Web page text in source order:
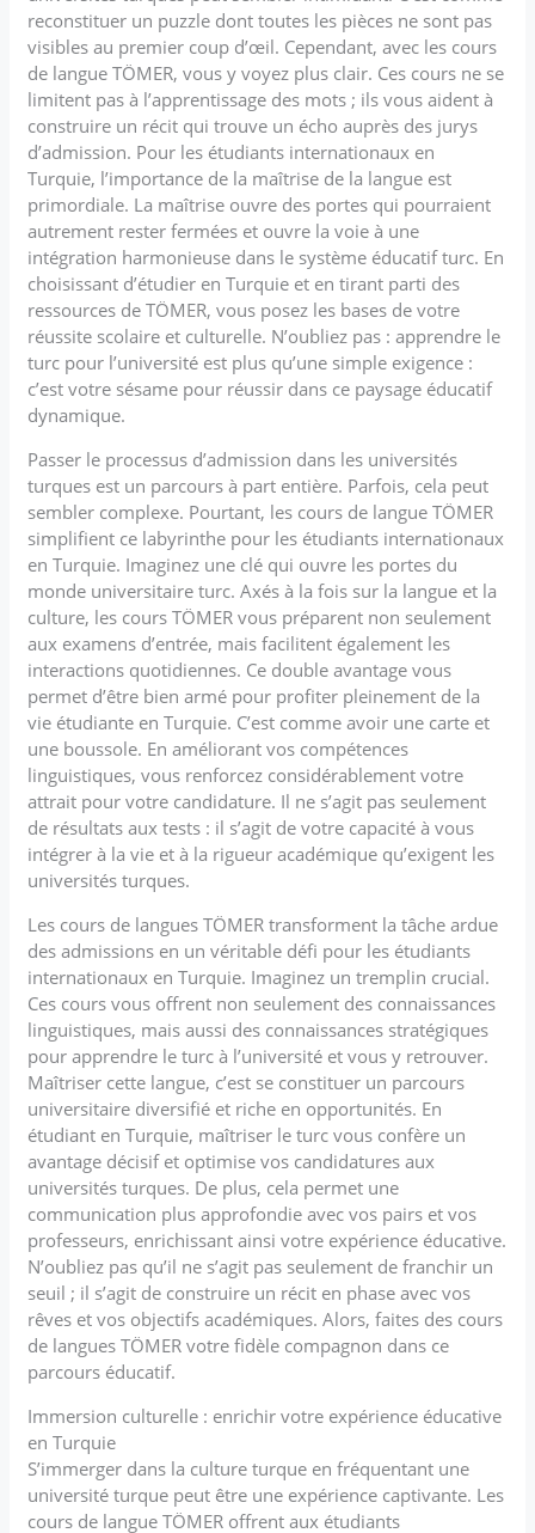
reconstituer un puzzle dont toutes les pièces ne sont pas
visibles au premier coup d’œil. Cependant, avec les cours
de langue TÖMER, vous y voyez plus clair. Ces cours ne se
limitent pas à l’apprentissage des mots ; ils vous aident à
construire un récit qui trouve un écho auprès des jurys
d’admission. Pour les étudiants internationaux en
Turquie, l’importance de la maîtrise de la langue est
primordiale. La maîtrise ouvre des portes qui pourraient
autrement rester fermées et ouvre la voie à une
intégration harmonieuse dans le système éducatif turc. En
choisissant d’étudier en Turquie et en tirant parti des
ressources de TÖMER, vous posez les bases de votre
réussite scolaire et culturelle. N’oubliez pas : apprendre le
turc pour l’université est plus qu’une simple exigence :
c’est votre sésame pour réussir dans ce paysage éducatif
dynamique.
Passer le processus d’admission dans les universités
turques est un parcours à part entière. Parfois, cela peut
sembler complexe. Pourtant, les cours de langue TÖMER
simplifient ce labyrinthe pour les étudiants internationaux
en Turquie. Imaginez une clé qui ouvre les portes du
monde universitaire turc. Axés à la fois sur la langue et la
culture, les cours TÖMER vous préparent non seulement
aux examens d’entrée, mais facilitent également les
interactions quotidiennes. Ce double avantage vous
permet d’être bien armé pour profiter pleinement de la
vie étudiante en Turquie. C’est comme avoir une carte et
une boussole. En améliorant vos compétences
linguistiques, vous renforcez considérablement votre
attrait pour votre candidature. Il ne s’agit pas seulement
de résultats aux tests : il s’agit de votre capacité à vous
intégrer à la vie et à la rigueur académique qu’exigent les
universités turques.
Les cours de langues TÖMER transforment la tâche ardue
des admissions en un véritable défi pour les étudiants
internationaux en Turquie. Imaginez un tremplin crucial.
Ces cours vous offrent non seulement des connaissances
linguistiques, mais aussi des connaissances stratégiques
pour apprendre le turc à l’université et vous y retrouver.
Maîtriser cette langue, c’est se constituer un parcours
universitaire diversifié et riche en opportunités. En
étudiant en Turquie, maîtriser le turc vous confère un
avantage décisif et optimise vos candidatures aux
universités turques. De plus, cela permet une
communication plus approfondie avec vos pairs et vos
professeurs, enrichissant ainsi votre expérience éducative.
N’oubliez pas qu’il ne s’agit pas seulement de franchir un
seuil ; il s’agit de construire un récit en phase avec vos
rêves et vos objectifs académiques. Alors, faites des cours
de langues TÖMER votre fidèle compagnon dans ce
parcours éducatif.
Immersion culturelle : enrichir votre expérience éducative
en Turquie
S’immerger dans la culture turque en fréquentant une
université turque peut être une expérience captivante. Les
cours de langue TÖMER offrent aux étudiants